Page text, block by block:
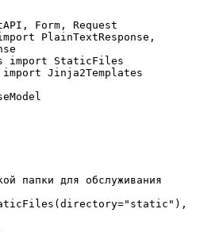
Form, Request
PlainTextResponse,
StaticFiles
Jinja2Templates
папки для обслуживания